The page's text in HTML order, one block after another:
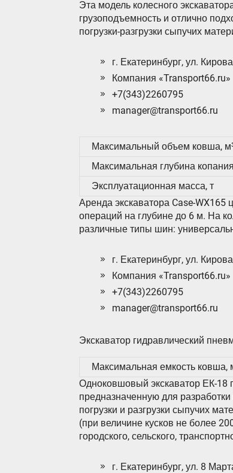
Эта модель колесного
грузоподъемность и отлично
погрузки-разгрузки сыпучих
г. Екатеринбург, ул.
Компания «Transport66.ru»
+7(343)2260795
manager@transport66.ru
Максимальный объем ковша,
Максимальная глубина
Эксплуатационная масса, т
Аренда экскаватора Case-
операций на глубине до 6 м. На
различные типы шин:
г. Екатеринбург, ул.
Компания «Transport66.ru»
+7(343)2260795
manager@transport66.ru
Экскаватор гидравлический
Максимальная емкость ковша,
Одноковшовый экскаватор ЕК-18
предназначенную для разработки
погрузки и разгрузки сыпучих
(при величине кусков не более
городского, сельского,
г. Екатеринбург, ул. 8